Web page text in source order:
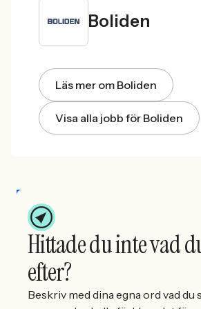
Boliden
Läs mer om Boliden
Visa alla jobb för Boliden
Hittade du inte vad
efter?
Beskriv med dina egna ord vad du